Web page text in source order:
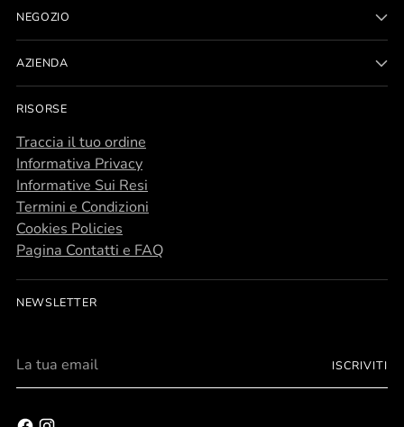
NEGOZIO
AZIENDA
RISORSE
Traccia il tuo ordine
Informativa Privacy
Informative Sui Resi
Termini e Condizioni
Cookies Policies
Pagina Contatti e FAQ
NEWSLETTER
tua
ISCRIVITI